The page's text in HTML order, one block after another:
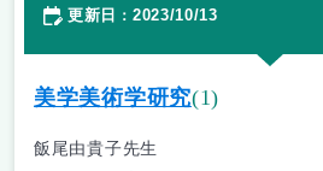
更新日 ： 2023/10/13
美学美術学研究(1)
飯尾由貴子先生